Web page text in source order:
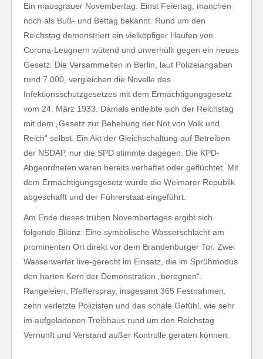
Ein mausgrauer Novembertag. Einst Feiertag, manchen
noch als Buß- und Bettag bekannt. Rund um den
Reichstag demonstriert ein vielköpfiger Haufen von
Corona-Leugnern wütend und unverhüllt gegen ein neues
Gesetz. Die Versammelten in Berlin, laut Polizeiangaben
rund 7.000, vergleichen die Novelle des
Infektionsschutzgesetzes mit dem Ermächtigungsgesetz
vom 24. März 1933. Damals entleibte sich der Reichstag
mit dem „Gesetz zur Behebung der Not von Volk und
Reich“ selbst. Ein Akt der Gleichschaltung auf Betreiben
der NSDAP, nur die SPD stimmte dagegen. Die KPD-
Abgeordneten waren bereits verhaftet oder geflüchtet. Mit
dem Ermächtigungsgesetz wurde die Weimarer Republik
abgeschafft und der Führerstaat eingeführt.
Am Ende dieses trüben Novembertages ergibt sich
folgende Bilanz: Eine symbolische Wasserschlacht am
prominenten Ort direkt vor dem Brandenburger Tor. Zwei
Wasserwerfer live-gerecht im Einsatz, die im Sprühmodus
den harten Kern der Demonstration „beregnen“.
Rangeleien, Pfefferspray, insgesamt 365 Festnahmen,
zehn verletzte Polizisten und das schale Gefühl, wie sehr
im aufgeladenen Treibhaus rund um den Reichstag
Vernunft und Verstand außer Kontrolle geraten können.